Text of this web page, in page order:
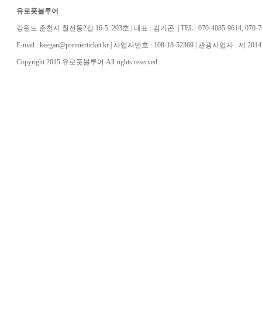
유로풋볼투어
강원도 춘천시 칠전동2길 16-5, 203호 | 대표 : 김기곤 | TEL : 070-4085-9614, 070-
E-mail : keegan@premierticket.kr | 사업자번호 : 108-18-52369 | 관광사업자 : 제
Copyright 2015 유로풋볼투어 All rights reserved.